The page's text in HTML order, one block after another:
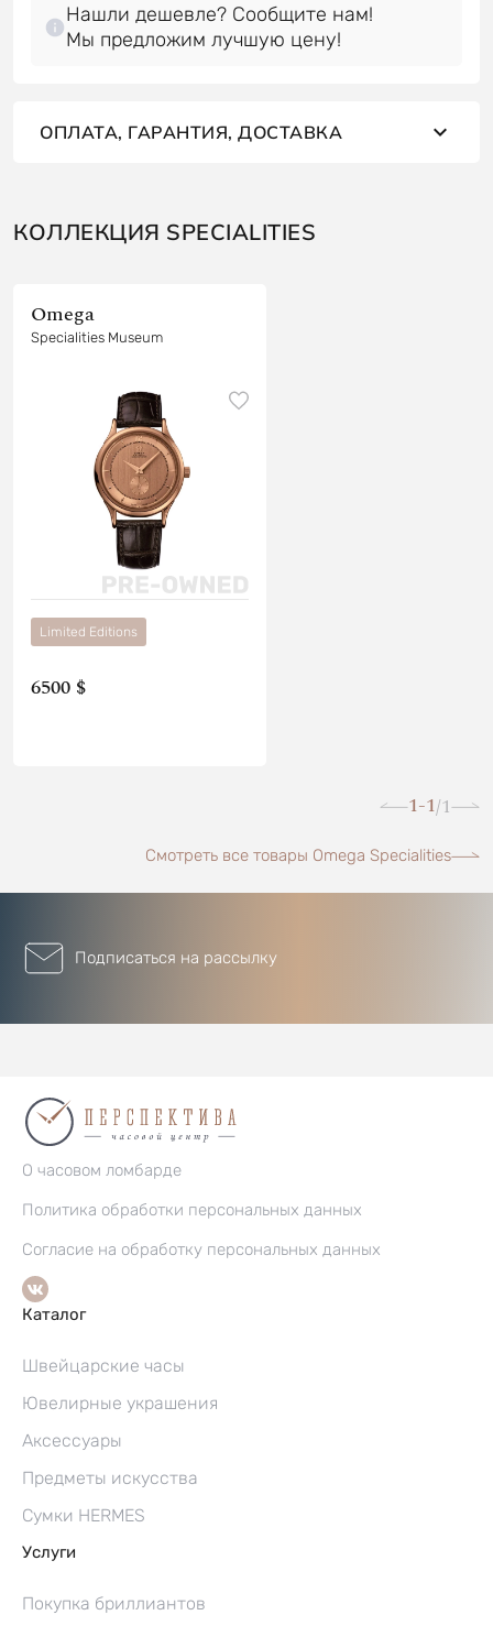
Нашли дешевле? Сообщите нам!
Мы предложим лучшую цену!
ОПЛАТА, ГАРАНТИЯ, ДОСТАВКА
КОЛЛЕКЦИЯ SPECIALITIES
Omega
Specialities Museum
Limited Editions
6500 $
1-1/1
Смотреть все товары Omega Specialities
Подписаться на рассылку
О часовом ломбарде
Политика обработки персональных данных
Согласие на обработку персональных данных
Каталог
Швейцарские часы
Ювелирные украшения
Аксессуары
Предметы искусства
Сумки HERMES
Услуги
Покупка бриллиантов